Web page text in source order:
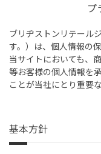
プ
ブリヂストンリテール
す。）は、個人情報の
当サイトにおいても、
等お客様の個人情報を
ことが当社にとり重要
基本方針